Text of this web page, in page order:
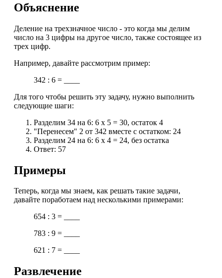
Объяснение
Деление на трехзначное число - это когда мы делим
число на 3 цифры на другое число, также состоящее из
трех цифр.
Например, давайте рассмотрим пример:
342 : 6 = ____
Для того чтобы решить эту задачу, нужно выполнить
следующие шаги:
Разделим 34 на 6: 6 x 5 = 30, остаток 4
"Перенесем" 2 от 342 вместе с остатком: 24
Разделим 24 на 6: 6 x 4 = 24, без остатка
Ответ: 57
Примеры
Теперь, когда мы знаем, как решать такие задачи,
давайте поработаем над несколькими примерами:
654 : 3 = ____
783 : 9 = ____
621 : 7 = ____
Развлечение